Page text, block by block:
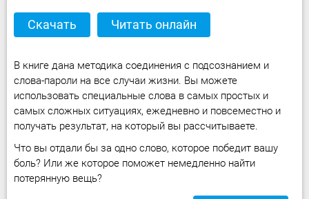
Скачать Читать онлайн
В книге дана методика соединения с подсознанием и
слова-пароли на все случаи жизни. Вы можете
использовать специальные слова в самых простых и
самых сложных ситуациях, ежедневно и повсеместно и
получать результат, на который вы рассчитываете.
Что вы отдали бы за одно слово, которое победит вашу
боль? Или же которое поможет немедленно найти
потерянную вещь?